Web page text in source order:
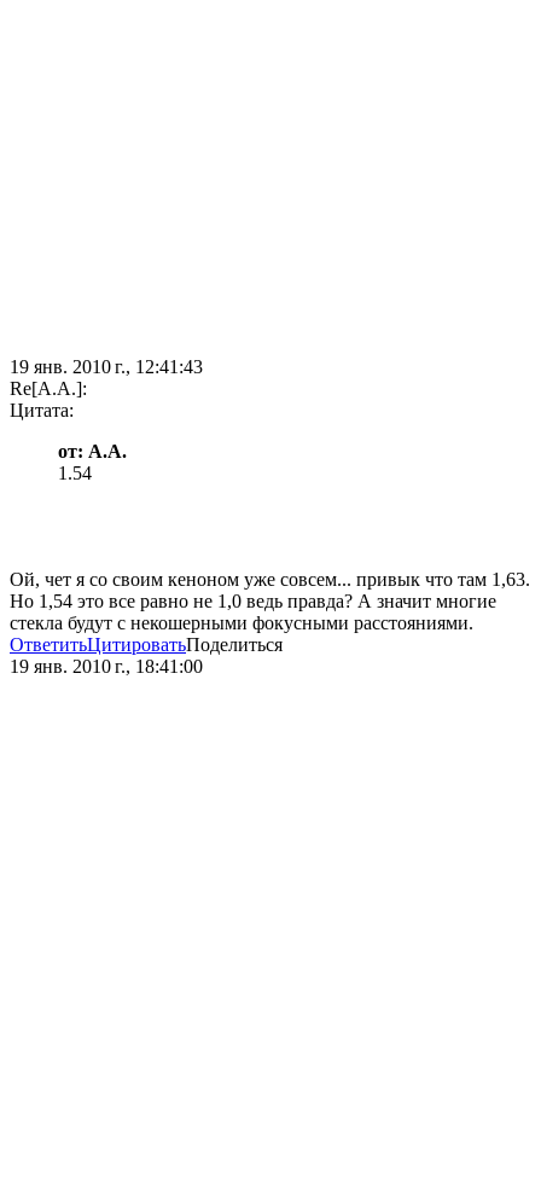
19 янв. 2010 г., 12:41:43
Re[А.А.]:
Цитата:
от: А.А.
1.54
Ой, чет я со своим кеноном уже совсем... привык что там 1,63.
Но 1,54 это все равно не 1,0 ведь правда? А значит многие
стекла будут с некошерными фокусными расстояниями.
ОтветитьЦитироватьПоделиться
19 янв. 2010 г., 18:41:00